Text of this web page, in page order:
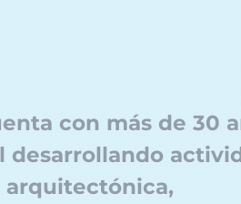
con más de 30
arquitectónica,